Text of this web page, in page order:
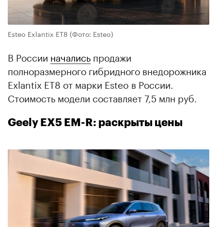
Esteo Exlantix ET8 (Фото: Esteo)
В России начались продажи
полноразмерного гибридного внедорожника
Exlantix ET8 от марки Esteo в России.
Стоимость модели составляет 7,5 млн руб.
Geely EX5 EM-R: раскрыты цены